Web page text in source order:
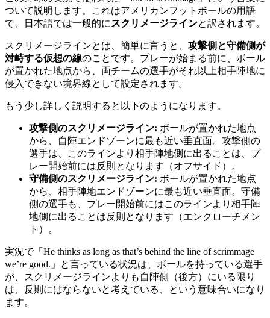
ついて説明します。これはアメリカンフットボールの用語
で、日本語では一般的に スクリメージラインと訳されます。
スクリメージラインとは、簡単に言うと、 攻撃側と守備側が
対峙する仮想の線のことです。プレーが始まる前に、ボール
が置かれた地点から、両チームの選手がそれ以上相手陣地に
侵入できない境界線として設定されます。
もう少し詳しく説明すると以下のようになります。
攻撃側のスクリメージライン: ボールが置かれた地点
から、自陣エンドゾーンに最も近い垂直面。攻撃側の
選手は、このラインより相手陣地側に出ることは、プ
レー開始前には反則となります（オフサイド）。
守備側のスクリメージライン: ボールが置かれた地点
から、相手陣地エンドゾーンに最も近い垂直面。守備
側の選手も、プレー開始前にはこのラインより相手陣
地側に出ることは反則となります（エンクローチメン
ト）。
実況で「He thinks as long as that’s behind the line of scrimmage
we’re good.」と言っている状況は、ボールを持っている選手
が、スクリメージラインよりも自陣側（後方）にいる限り
は、反則にはならないと考えている、という意味合いになり
ます。